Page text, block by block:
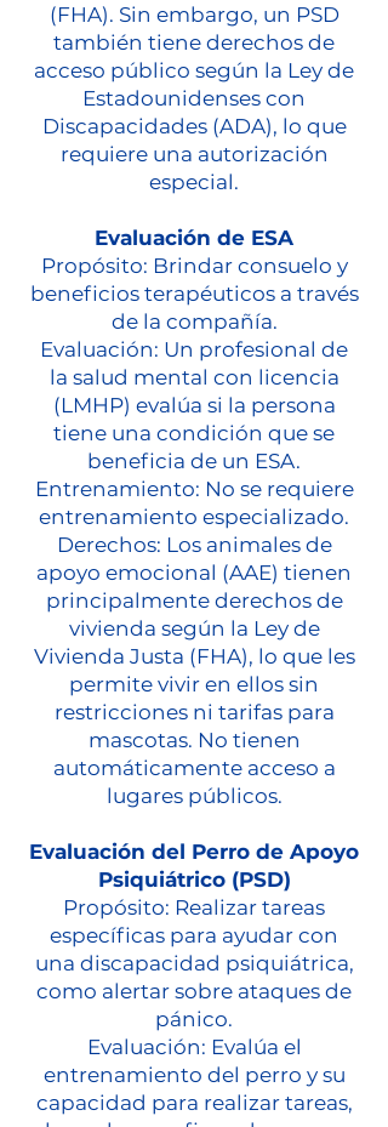
(FHA). Sin embargo, un PSD
también tiene derechos de
acceso público según la Ley de
Estadounidenses con
Discapacidades (ADA), lo que
requiere una autorización
especial.
Evaluación de ESA
Propósito: Brindar consuelo y
beneficios terapéuticos a través
de la compañía.
Evaluación: Un profesional de
la salud mental con licencia
(LMHP) evalúa si la persona
tiene una condición que se
beneficia de un ESA.
Entrenamiento: No se requiere
entrenamiento especializado.
Derechos: Los animales de
apoyo emocional (AAE) tienen
principalmente derechos de
vivienda según la Ley de
Vivienda Justa (FHA), lo que les
permite vivir en ellos sin
restricciones ni tarifas para
mascotas. No tienen
automáticamente acceso a
lugares públicos.
Evaluación del Perro de Apoyo
Psiquiátrico (PSD)
Propósito: Realizar tareas
específicas para ayudar con
una discapacidad psiquiátrica,
como alertar sobre ataques de
pánico.
Evaluación: Evalúa el
entrenamiento del perro y su
capacidad para realizar tareas,